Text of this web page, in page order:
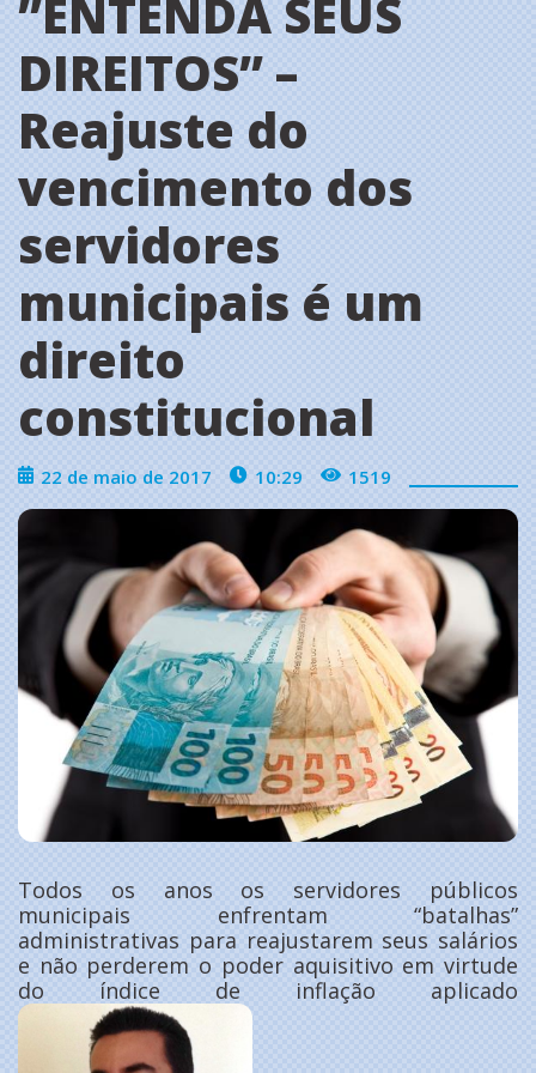
”ENTENDA SEUS
DIREITOS” –
Reajuste do
vencimento dos
servidores
municipais é um
direito
constitucional
22 de maio de 2017 10:29 1519
Todos os anos os servidores públicos
municipais enfrentam “batalhas”
administrativas para reajustarem seus salários
e não perderem o poder aquisitivo em virtude
do índice de inflação aplicado